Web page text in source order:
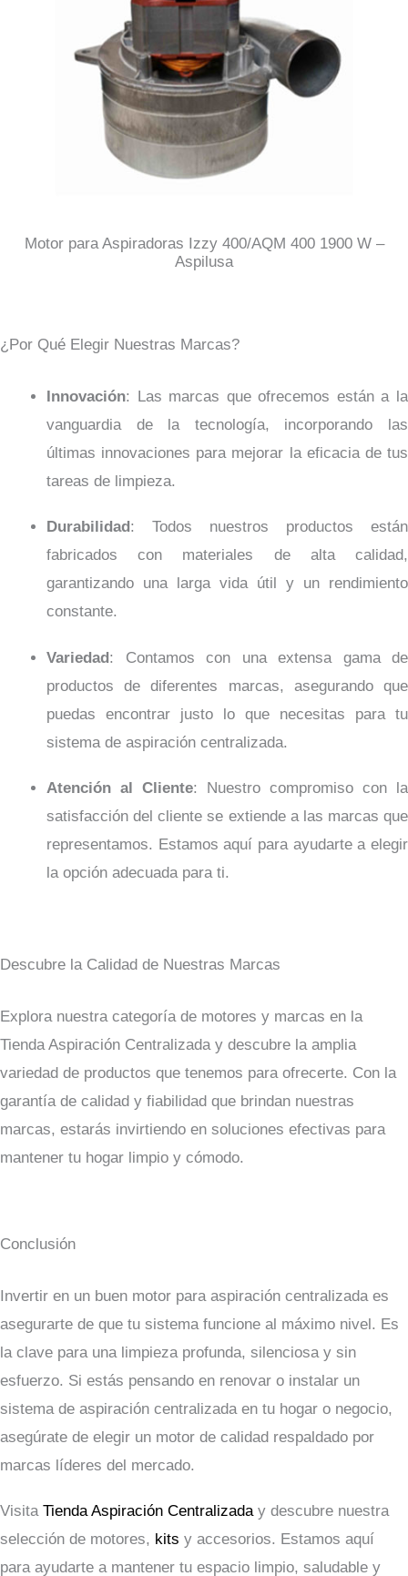
Motor para Aspiradoras Izzy 400/AQM 400 1900 W –
Aspilusa
¿Por Qué Elegir Nuestras Marcas?
Innovación: Las marcas que ofrecemos están a la
vanguardia de la tecnología, incorporando las
últimas innovaciones para mejorar la eficacia de tus
tareas de limpieza.
Durabilidad : Todos nuestros productos están
fabricados con materiales de alta calidad,
garantizando una larga vida útil y un rendimiento
constante.
Variedad: Contamos con una extensa gama de
productos de diferentes marcas, asegurando que
puedas encontrar justo lo que necesitas para tu
sistema de aspiración centralizada.
Atención al Cliente: Nuestro compromiso con la
satisfacción del cliente se extiende a las marcas que
representamos. Estamos aquí para ayudarte a elegir
la opción adecuada para ti.
Descubre la Calidad de Nuestras Marcas
Explora nuestra categoría de motores y marcas en la
Tienda Aspiración Centralizada y descubre la amplia
variedad de productos que tenemos para ofrecerte. Con la
garantía de calidad y fiabilidad que brindan nuestras
marcas, estarás invirtiendo en soluciones efectivas para
mantener tu hogar limpio y cómodo.
Conclusión
Invertir en un buen motor para aspiración centralizada es
asegurarte de que tu sistema funcione al máximo nivel. Es
la clave para una limpieza profunda, silenciosa y sin
esfuerzo. Si estás pensando en renovar o instalar un
sistema de aspiración centralizada en tu hogar o negocio,
asegúrate de elegir un motor de calidad respaldado por
marcas líderes del mercado.
Visita Tienda Aspiración Centralizaday descubre nuestra
selección de motores, kits y accesorios. Estamos aquí
para ayudarte a mantener tu espacio limpio, saludable y